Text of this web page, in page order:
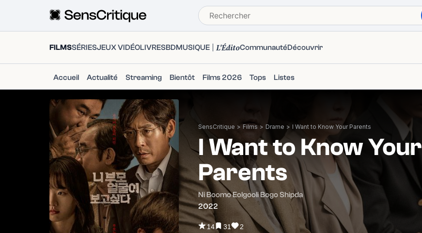
FILMSSÉRIESJEUX VIDÉOLIVRESBDMUSIQUE L'ÉditoCommunautéDécouvrir
Accueil Actualité Streaming Bientôt Films 2026 Tops Listes
SensCritique > Films > Drame > I Want to Know Your Parents
I Want to Know Your
Parents
Ni Boomo Eolgooli Bogo Shipda
2022
14 31 2